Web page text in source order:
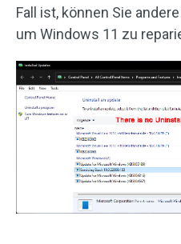
Fall ist, können Sie
um Windows 11 zu